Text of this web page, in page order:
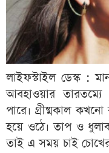
লাইফস্টাইল ডেস্ক :
আবহাওয়ার তারতম্যে
পারে। গ্রীষ্মকাল
হয়ে ওঠে। তাপ ও
তাই এ সময় চাই চোখের